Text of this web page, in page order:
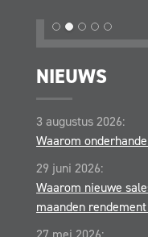
NIEUWS
3 augustus 2026:
Waarom
29 juni 2026:
Waarom nieuwe
maanden